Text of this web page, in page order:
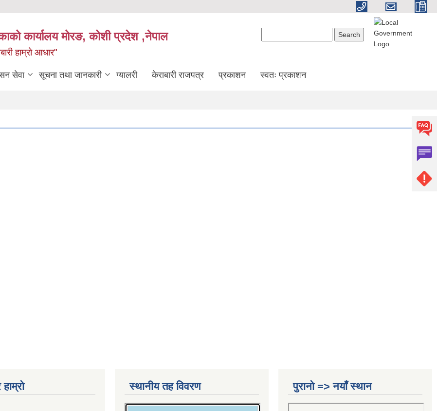
कार्यालय मोरङ, कोशी प्रदेश ,नेपाल
हाम्रो आधार"
सेवा सूचना तथा जानकारी ग्यालरी केराबारी राजपत्र प्रकाशन स्वतः प्रकाशन
स्थानीय तह विवरण पुरानो => नयाँ स्थान